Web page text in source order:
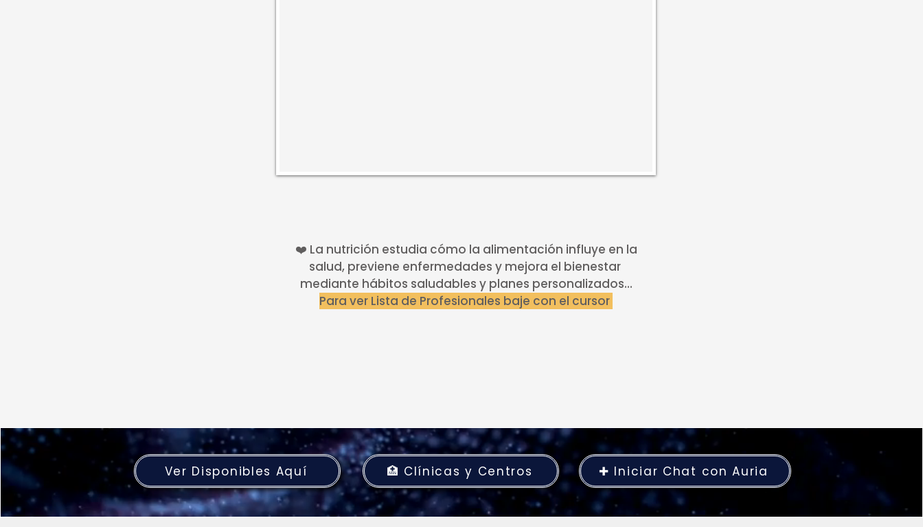
❤️ La nutrición estudia cómo la alimentación influye en la
salud, previene enfermedades y mejora el bienestar
mediante hábitos saludables y planes personalizados...
Para ver Lista de Profesionales baje con el cursor
Ver Disponibles Aquí 🏥 Clínicas y Centros ✚ Iniciar Chat con Auria